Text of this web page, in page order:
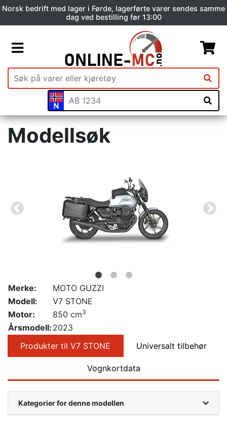
Norsk bedrift med lager i Førde, lagerførte varer sendes samme
dag ved bestilling før 13:00
Modellsøk
Merke:
MOTO GUZZI
Modell:
V7 STONE
Motor:
850 cm3
Årsmodell: 2023
Produkter til V7 STONE
Universalt tilbehør
Vognkortdata
Kategorier for denne modellen